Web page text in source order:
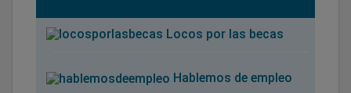
Locos por las becas
Hablemos de empleo